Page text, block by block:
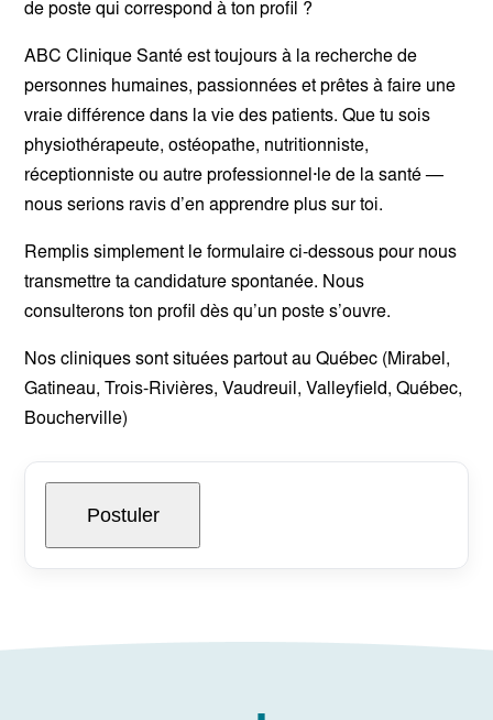
de poste qui correspond à ton profil ?
ABC Clinique Santé est toujours à la recherche de
personnes humaines, passionnées et prêtes à faire une
vraie différence dans la vie des patients. Que tu sois
physiothérapeute, ostéopathe, nutritionniste,
réceptionniste ou autre professionnel·le de la santé —
nous serions ravis d’en apprendre plus sur toi.
Remplis simplement le formulaire ci-dessous pour nous
transmettre ta candidature spontanée. Nous
consulterons ton profil dès qu’un poste s’ouvre.
Nos cliniques sont situées partout au Québec (Mirabel,
Gatineau, Trois-Rivières, Vaudreuil, Valleyfield, Québec,
Boucherville)